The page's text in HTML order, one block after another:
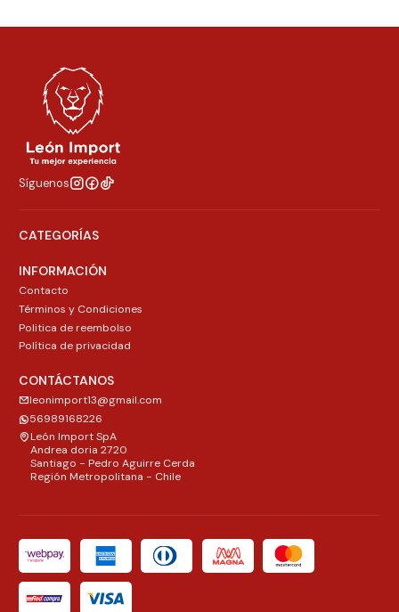
Síguenos
CATEGORÍAS
INFORMACIÓN
Contacto
Términos y Condiciones
Politica de reembolso
Política de privacidad
CONTÁCTANOS
leonimport13@gmail.com
56989168226
León Import SpA
Andrea doria 2720
Santiago - Pedro Aguirre Cerda
Región Metropolitana - Chile